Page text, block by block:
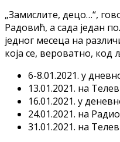
„Замислите, децо…“,
Радовић, а сада један
једног месеца на
која се, вероватно, код
6-8.01.2021. у
13.01.2021. на
16.01.2021. у
24.01.2021. на
31.01.2021. на